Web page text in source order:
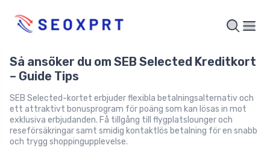
Så ansöker du om SEB Selected Kreditkort
– Guide Tips
SEB Selected-kortet erbjuder flexibla betalningsalternativ och
ett attraktivt bonusprogram för poäng som kan lösas in mot
exklusiva erbjudanden. Få tillgång till flygplatslounger och
reseförsäkringar samt smidig kontaktlös betalning för en snabb
och trygg shoppingupplevelse.